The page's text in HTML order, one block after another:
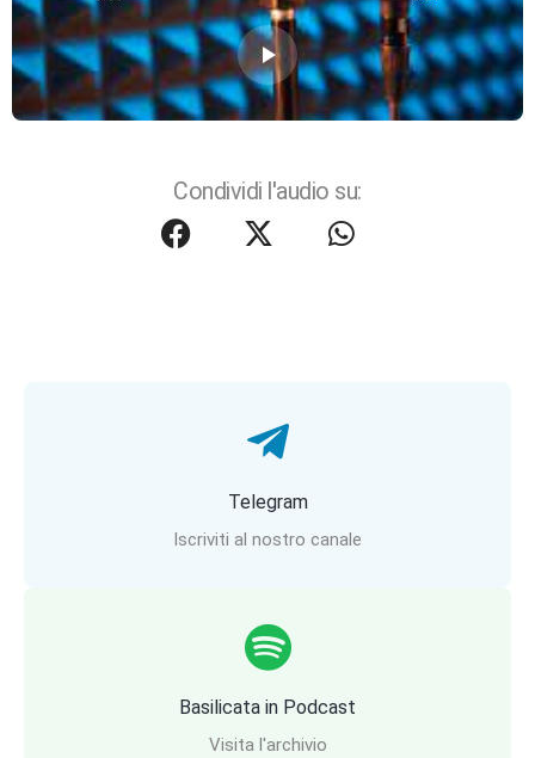
play_arrow
Condividi l'audio su:
Telegram
Iscriviti al nostro canale
Basilicata in Podcast
Visita l'archivio